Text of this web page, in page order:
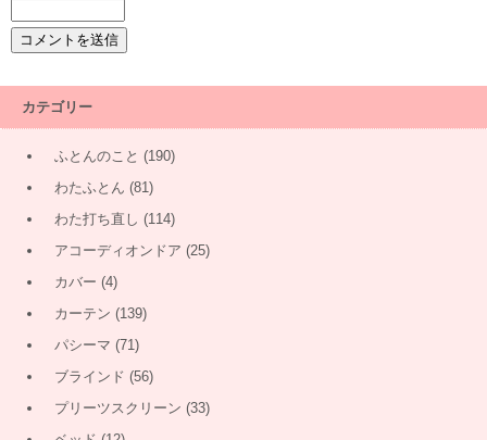
カテゴリー
ふとんのこと (190)
わたふとん (81)
わた打ち直し (114)
アコーディオンドア (25)
カバー (4)
カーテン (139)
パシーマ (71)
ブラインド (56)
プリーツスクリーン (33)